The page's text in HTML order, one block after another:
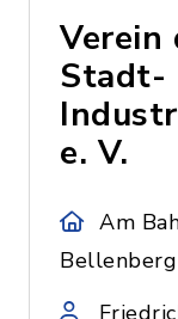
Verein
Stadt-
e. V.
Am
Bellenberg